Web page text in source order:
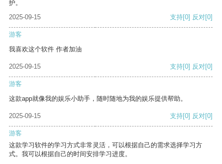
护。
2025-09-15
支持[0] 反对[0]
游客
我喜欢这个软件 作者加油
2025-09-15 支持[0] 反对[0]
游客
这款app就像我的娱乐小助手，随时随地为我的娱乐提供帮助。
2025-09-15 支持[0] 反对[0]
游客
这款学习软件的学习方式非常灵活，可以根据自己的需求选择学习方
式。我可以根据自己的时间安排学习进度。